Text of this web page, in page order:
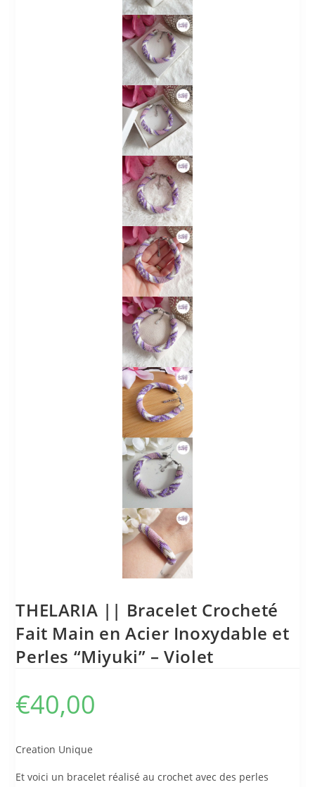
THELARIA || Bracelet Crocheté
Fait Main en Acier Inoxydable et
Perles “Miyuki” – Violet
€40,00
Creation Unique
Et voici un bracelet réalisé au crochet avec des perles